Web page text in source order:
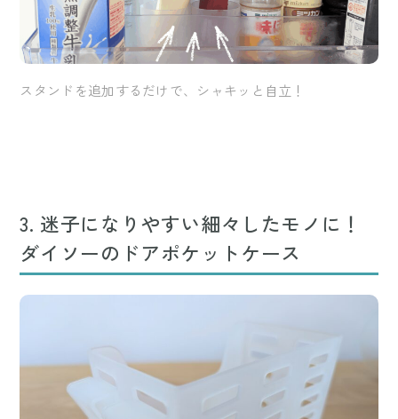
スタンドを追加するだけで、シャキッと自立！
3. 迷子になりやすい細々したモノに！
ダイソーのドアポケットケース